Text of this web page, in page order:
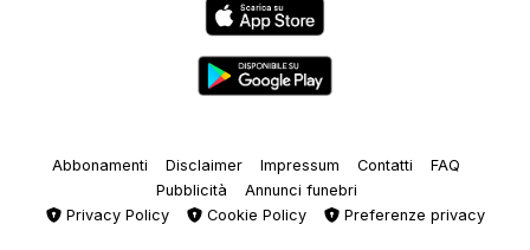
Abbonamenti Disclaimer Impressum Contatti
FAQ
Pubblicità
Annunci funebri
Privacy Policy
Cookie Policy Preferenze privacy